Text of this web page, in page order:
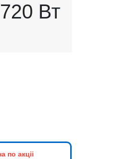
Вт
по акціі